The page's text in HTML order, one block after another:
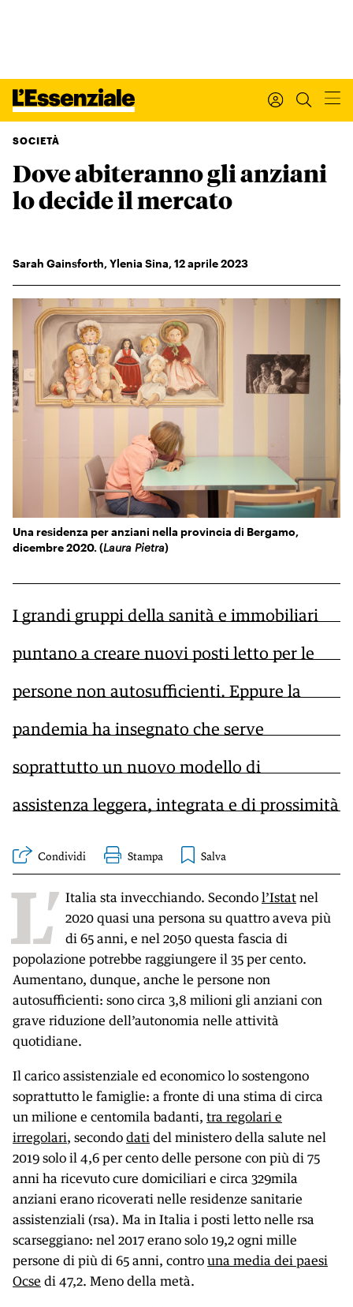
Xxx
Leggi Internazionale
Regala o rinnova
Newsletter
Esci
L’ESSENZIALE
Ultimi articoli
INTERNAZIONALE
IL SETTIMANALE
KIDS
FESTIVAL
SOCIETÀ
Dove abiteranno gli anziani
lo decide il mercato
Sarah Gainsforth,Ylenia Sina,12aprile 2023
Una residenza per anziani nella provincia di Bergamo,
dicembre 2020. (Laura Pietra)
I grandi gruppi della sanità e immobiliari
puntano a creare nuovi posti letto per le
persone non autosufficienti. Eppure la
pandemia ha insegnato che serve
soprattutto un nuovo modello di
assistenza leggera, integrata e di prossimità
Condividi Stampa
L’ Italia sta invecchiando. Secondo l’Istat nel
2020 quasi una persona su quattro aveva più
di 65 anni, e nel 2050 questa fascia di
popolazione potrebbe raggiungere il 35 per cento.
Aumentano, dunque, anche le persone non
autosufficienti: sono circa 3,8 milioni gli anziani con
grave riduzione dell’autonomia nelle attività
quotidiane.
Il carico assistenziale ed economico lo sostengono
soprattutto le famiglie: a fronte di una stima di circa
un milione e centomila badanti, tra regolari e
irregolari, secondo dati del ministero della salute nel
2019 solo il 4,6 per cento delle persone con più di 75
anni ha ricevuto cure domiciliari e circa 329mila
anziani erano ricoverati nelle residenze sanitarie
assistenziali (rsa). Ma in Italia i posti letto nelle rsa
scarseggiano: nel 2017 erano solo 19,2 ogni mille
persone di più di 65 anni, contro una media dei paesi
Ocse di 47,2. Meno della metà.